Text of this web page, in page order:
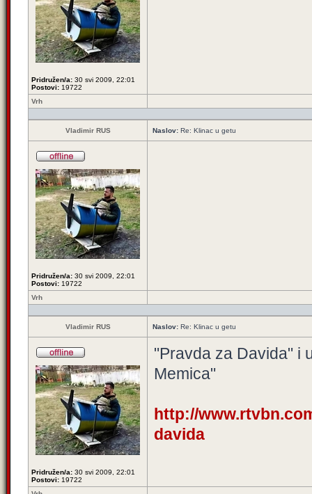
Pridružen/a: 30 svi 2009, 22:01
Postovi: 19722
Vrh
Vladimir RUS Naslov: Re: Klinac u getu
Pridružen/a: 30 svi 2009, 22:01
Postovi: 19722
Vrh
Vladimir RUS Naslov: Re: Klinac u getu
Pridružen/a: 30 svi 2009, 22:01
Postovi: 19722
"Pravda za Davida" i
Memica"
http://
davida